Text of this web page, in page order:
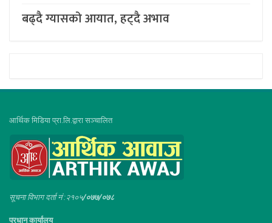
बढ्दै ग्यासको आयात, हट्दै अभाव
आर्थिक मिडिया प्रा.लि.द्वारा सञ्चालित
सूचना विभाग दर्ता नं :२१०५/०७७/०७८
प्रधान कार्यालय